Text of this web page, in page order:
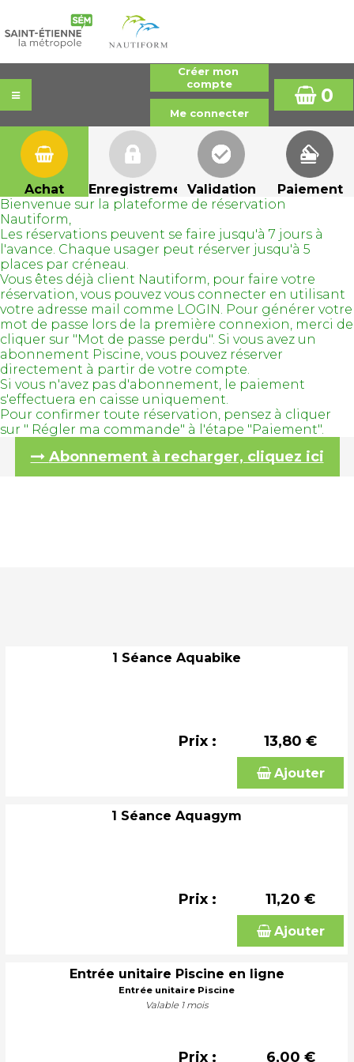
0
Achat EnregistrementValidation
Paiement
Bienvenue sur la plateforme de réservation
Nautiform,
Les réservations peuvent se faire jusqu'à 7 jours à
l'avance. Chaque usager peut réserver jusqu'à 5
places par créneau.
Vous êtes déjà client Nautiform, pour faire votre
réservation, vous pouvez vous connecter en utilisant
votre adresse mail comme LOGIN. Pour générer votre
mot de passe lors de la première connexion, merci de
cliquer sur "Mot de passe perdu". Si vous avez un
abonnement Piscine, vous pouvez réserver
directement à partir de votre compte.
Si vous n'avez pas d'abonnement, le paiement
s'effectuera en caisse uniquement.
Pour confirmer toute réservation, pensez à cliquer
sur " Régler ma commande" à l'étape "Paiement".
Abonnement à recharger, cliquez ici
1 Séance Aquabike
Prix : 13,80 €
Ajouter
1 Séance Aquagym
Prix : 11,20 €
Ajouter
Entrée unitaire Piscine en ligne
Entrée unitaire Piscine
Valable 1 mois
Prix : 6,00 €